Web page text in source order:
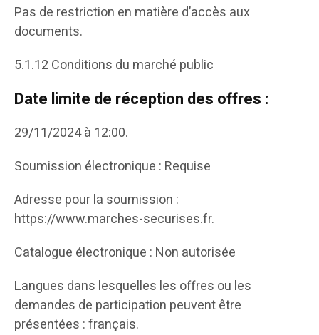
Pas de restriction en matière d’accès aux
documents.
5.1.12 Conditions du marché public
Date limite de réception des offres :
29/11/2024 à 12:00.
Soumission électronique : Requise
Adresse pour la soumission :
https://www.marches-securises.fr.
Catalogue électronique : Non autorisée
Langues dans lesquelles les offres ou les
demandes de participation peuvent être
présentées : français.